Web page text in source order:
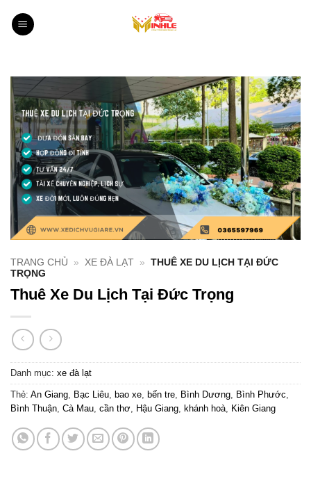
qua
TRANG CHỦ » XE ĐÀ LẠT »
THUÊ XE DU LỊCH TẠI ĐỨC
TRỌNG
Thuê Xe Du Lịch Tại Đức Trọng
Danh mục: xe đà lạt
Thẻ: An Giang Bạc Liêu bao xe bến tre Bình Dương Bình Phước
Bình Thuận Cà Mau cần thơ Hậu Giang khánh hoà Kiên Giang